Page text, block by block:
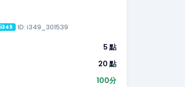
i349 ID: i349_301539
5 點
20 點
100分